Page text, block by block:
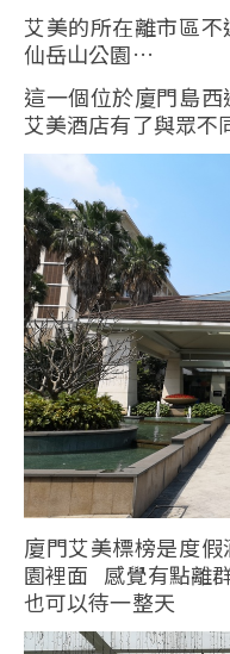
艾美的所在離市區
仙岳山公園…
這一個位於廈門島
艾美酒店有了與眾不
廈門艾美標榜是度
園裡面 感覺有點離
也可以待一整天